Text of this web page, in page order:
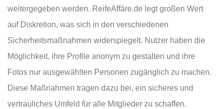
weitergegeben werden. ReifeAffäre.de legt großen Wert
auf Diskretion, was sich in den verschiedenen
Sicherheitsmaßnahmen widerspiegelt. Nutzer haben die
Möglichkeit, ihre Profile anonym zu gestalten und ihre
Fotos nur ausgewählten Personen zugänglich zu machen.
Diese Maßnahmen tragen dazu bei, ein sicheres und
vertrauliches Umfeld für alle Mitglieder zu schaffen.